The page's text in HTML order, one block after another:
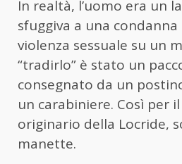
In realtà, l’uomo era un
sfuggiva a una
violenza sessuale su un
“tradirlo” è stato un
consegnato da un
un carabiniere. Così per
originario della Locride,
manette.